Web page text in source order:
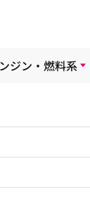
ジン・燃料系